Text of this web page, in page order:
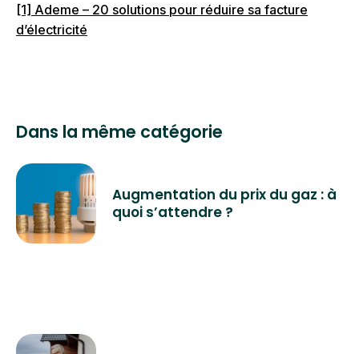
l’heure d’hiver n’a qu’une heure.
[1] Ademe – 20 solutions pour réduire sa facture
d’électricité
Dans la même catégorie
Augmentation du prix du gaz : à
quoi s’attendre ?